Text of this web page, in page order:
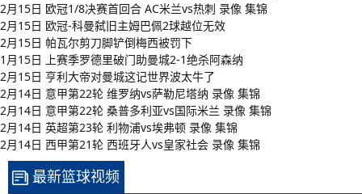
2月15日 欧冠1/8决赛首回合 AC米兰vs热刺 录像 集锦
2月15日 欧冠-科曼弑旧主姆巴佩2球越位无效
2月15日 帕瓦尔剪刀脚铲倒梅西被罚下
1月15日 上赛季罗德里破门助曼城2-1绝杀阿森纳
2月15日 亨利大帝对曼城这记世界波太牛了
2月14日 意甲第22轮 维罗纳vs萨勒尼塔纳 录像 集锦
2月14日 意甲第22轮 桑普多利亚vs国际米兰 录像 集锦
2月14日 英超第23轮 利物浦vs埃弗顿 录像 集锦
2月14日 西甲第21轮 西班牙人vs皇家社会 录像 集锦
最新篮球视频